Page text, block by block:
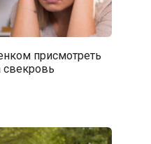
присмотреть